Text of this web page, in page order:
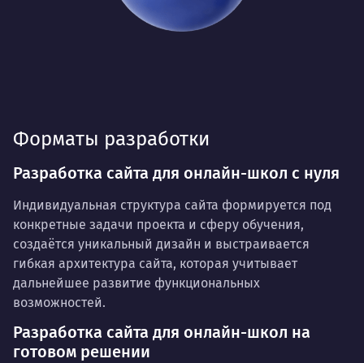
Форматы разработки
Разработка сайта для онлайн-школ с нуля
Индивидуальная структура сайта формируется под
конкретные задачи проекта и сферу обучения,
создаётся уникальный дизайн и выстраивается
гибкая архитектура сайта, которая учитывает
дальнейшее развитие функциональных
возможностей.
Разработка сайта для онлайн-школ на
готовом решении